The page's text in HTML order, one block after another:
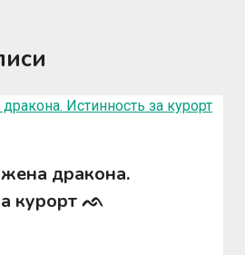
дракона.
курорт ᨒ